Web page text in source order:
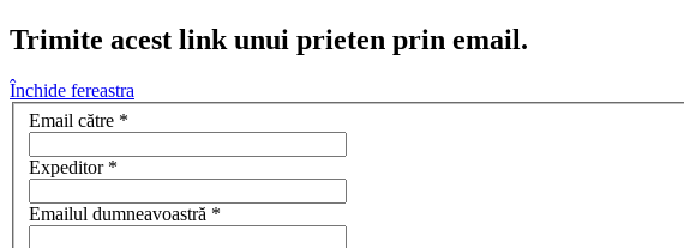
Trimite acest link unui prieten prin email.
Închide fereastra
Email către *
Expeditor*
Emailul dumneavoastră *